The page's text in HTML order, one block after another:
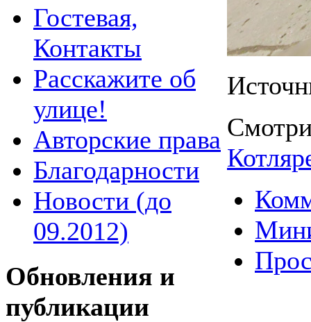
Гостевая,
Контакты
Расскажите об
улице!
Авторские права
Благодарности
Новости (до
09.2012)
Обновления и
публикации